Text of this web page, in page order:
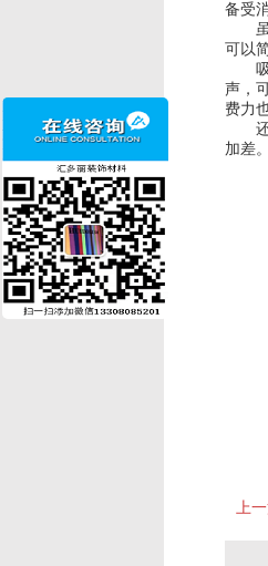
备受
虽然
可以
吸音
声，
费力
还有
加差
上一